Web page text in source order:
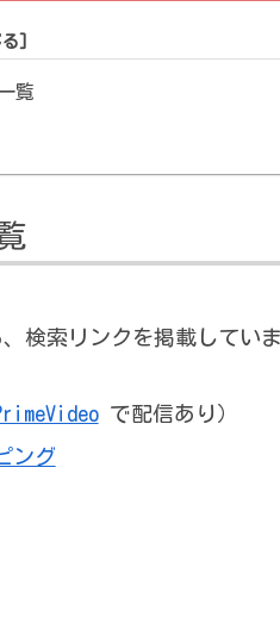
覧
検索リンクを掲載してい
で配信あり）
ング